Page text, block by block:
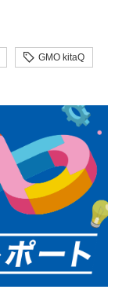
GMO kitaQ